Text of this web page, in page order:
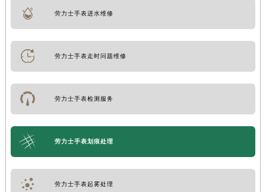
劳力士手表进水维修
劳力士手表走时问题维修
劳力士手表检测服务
劳力士手表划痕处理
劳力士手表起雾处理